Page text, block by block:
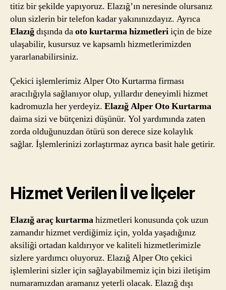
titiz bir şekilde yapıyoruz. Elazığ’ın neresinde olursanız
olun sizlerin bir telefon kadar yakınınızdayız. Ayrıca
Elazığdışında daoto kurtarma hizmetleriiçin de bize
ulaşabilir, kusursuz ve kapsamlı hizmetlerimizden
yararlanabilirsiniz.
Çekici işlemlerimiz Alper Oto Kurtarma firması
aracılığıyla sağlanıyor olup, yıllardır deneyimli hizmet
kadromuzla her yerdeyiz. Elazığ Alper Oto Kurtarma
daima sizi ve bütçenizi düşünür. Yol yardımında zaten
zorda olduğunuzdan ötürü son derece size kolaylık
sağlar. İşlemlerinizi zorlaştırmaz ayrıca basit hale getirir.
Hizmet Verilen İl ve İlçeler
Elazığ araç kurtarmahizmetleri konusunda çok uzun
zamandır hizmet verdiğimiz için, yolda yaşadığınız
aksiliği ortadan kaldırıyor ve kaliteli hizmetlerimizle
sizlere yardımcı oluyoruz. Elazığ Alper Oto çekici
işlemlerini sizler için sağlayabilmemiz için bizi iletişim
numaramızdan aramanız yeterli olacak. Elazığ dışı